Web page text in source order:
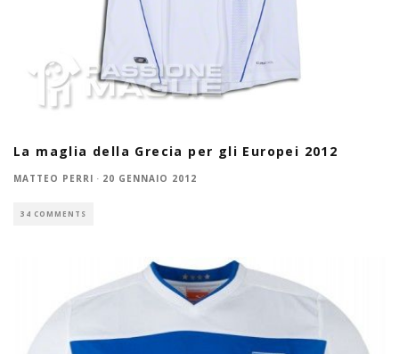
La maglia della Grecia per gli Europei 2012
MATTEO PERRI · 20 GENNAIO 2012
34 COMMENTS